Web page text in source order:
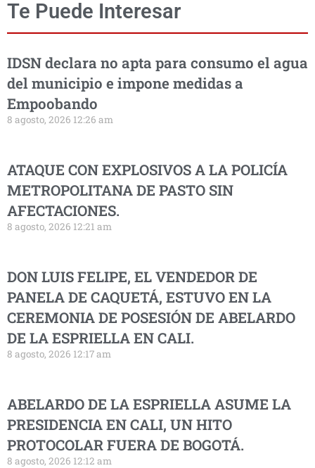
Te Puede Interesar
IDSN declara no apta para consumo el agua
del municipio e impone medidas a
Empoobando
8 agosto, 2026 12:26 am
ATAQUE CON EXPLOSIVOS A LA POLICÍA
METROPOLITANA DE PASTO SIN
AFECTACIONES.
8 agosto, 2026 12:21 am
DON LUIS FELIPE, EL VENDEDOR DE
PANELA DE CAQUETÁ, ESTUVO EN LA
CEREMONIA DE POSESIÓN DE ABELARDO
DE LA ESPRIELLA EN CALI.
8 agosto, 2026 12:17 am
ABELARDO DE LA ESPRIELLA ASUME LA
PRESIDENCIA EN CALI, UN HITO
PROTOCOLAR FUERA DE BOGOTÁ.
8 agosto, 2026 12:12 am